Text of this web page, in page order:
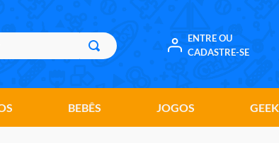
ENTRE OU
CADASTRE-SE
BEBÊS JOGOS GEEK